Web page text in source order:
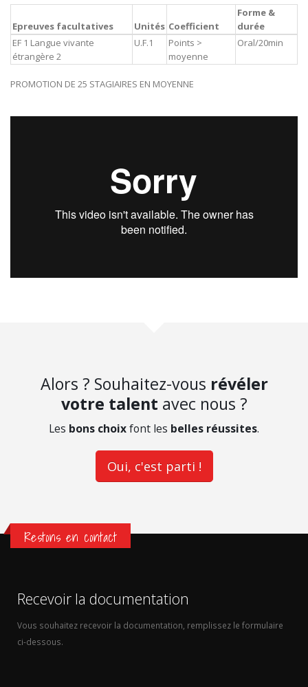
Epreuves facultatives Unités Coefficient
Forme &
durée
EF 1 Langue vivante
étrangère 2
U.F.1
Points >
moyenne
Oral/20min
PROMOTION DE 25 STAGIAIRES EN MOYENNE
Alors ? Souhaitez-vous révéler
votre talent avec nous ?
Les bons choixfont les belles réussites.
Oui, c'est parti !
Restons en contact
Recevoir la documentation
Vous souhaitez recevoir la documentation, remplissez le formulaire
ci-dessous.